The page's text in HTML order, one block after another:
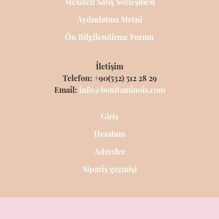
Aydınlatma Metni
Ön Bilgilendirme Formu
İletişim
Telefon: +90(532) 512 28 29
Email: info@bonitaminois.com
Giriş
Hesabım
Adresler
Sipariş geçmişi